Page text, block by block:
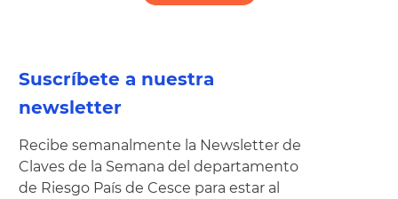
Suscríbete a nuestra
newsletter
Recibe semanalmente la Newsletter de
Claves de la Semana del departamento
de Riesgo País de Cesce para estar al